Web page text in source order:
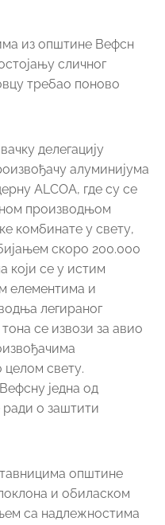
из општине Вефсн
сличног
требао поново
делегацију
алуминијума
ALCOA, где су се
производњом
комбинате у свету,
скоро 200.000
који се у истим
елементима и
легираног
се извози за авио
свету.
једна од
ради о заштити
општине
и обиласком
са надлежностима